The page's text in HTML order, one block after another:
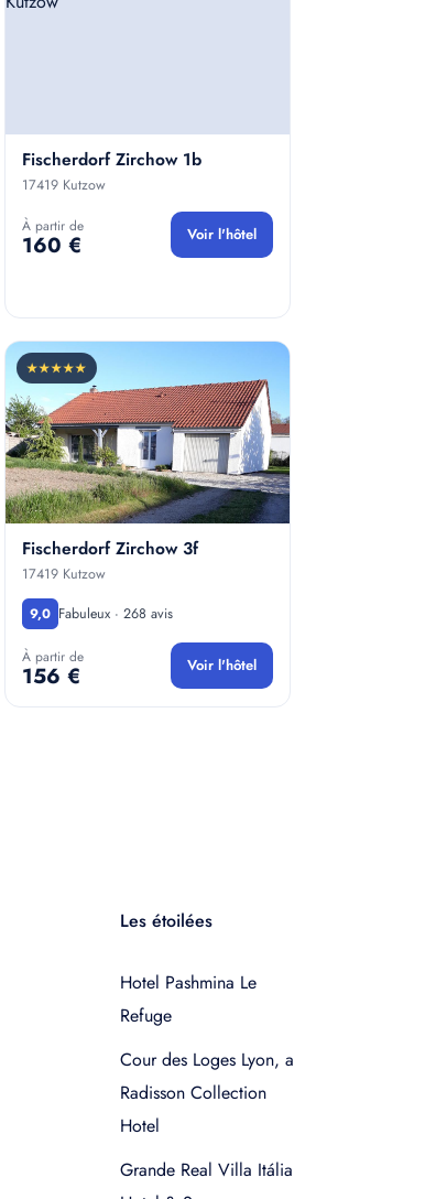
Fischerdorf Zirchow 1b
17419 Kutzow
À partir de
160 € Voir l'hôtel
★★★★★
Fischerdorf Zirchow 3f
17419 Kutzow
9,0 Fabuleux · 268 avis
À partir de
156 € Voir l'hôtel
Les étoilées
Hotel Pashmina Le
Refuge
Cour des Loges Lyon, a
Radisson Collection
Hotel
Grande Real Villa Itália